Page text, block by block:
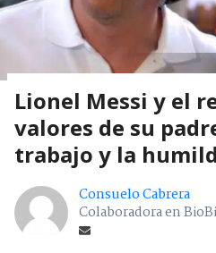
Lionel Messi y el
valores de su
trabajo y la
Consuelo Cabrera
Colaboradora en